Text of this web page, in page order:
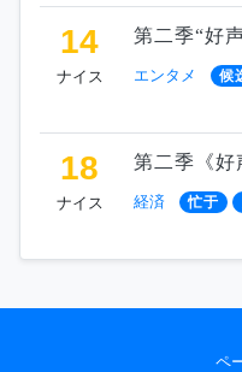
14
ナイス
第二季“好
エンタメ 候
18
ナイス
第二季《好
経済 忙于
ペ